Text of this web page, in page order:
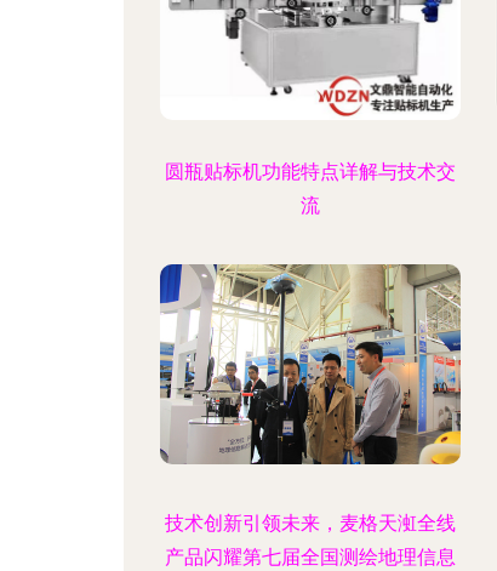
圆瓶贴标机功能特点详解与技术交
流
技术创新引领未来，麦格天渱全线
产品闪耀第七届全国测绘地理信息